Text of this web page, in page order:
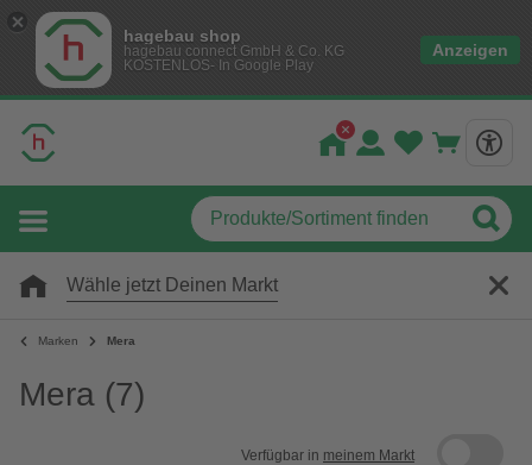
hagebau shop
hagebau connect GmbH & Co. KG
KOSTENLOS- In Google Play
Anzeigen
Wähle jetzt Deinen Markt
Marken Mera
Mera (7)
Verfügbar in meinem Markt